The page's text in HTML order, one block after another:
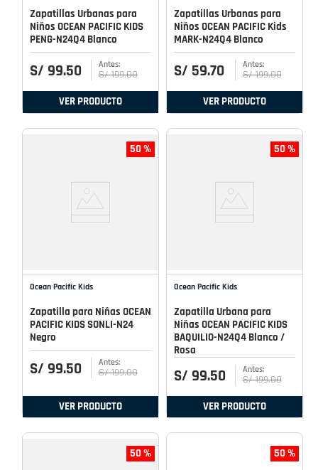
Zapatillas Urbanas para
Niños OCEAN PACIFIC KIDS
PENG-N24Q4 Blanco
S/ 99.50 S/ 199.00
VER PRODUCTO
Zapatillas Urbanas para
Niños OCEAN PACIFIC Kids
MARK-N24Q4 Blanco
S/ 59.70 S/ 199.00
VER PRODUCTO
50 %
Ocean Pacific Kids
Zapatilla para Niñas OCEAN
PACIFIC KIDS SONLI-N24
Negro
S/ 99.50 S/ 199.00
VER PRODUCTO
50 %
Ocean Pacific Kids
Zapatilla Urbana para
Niñas OCEAN PACIFIC KIDS
BAQUILIO-N24Q4 Blanco /
Rosa
S/ 99.50 S/ 199.00
VER PRODUCTO
50 % 50 %